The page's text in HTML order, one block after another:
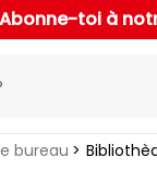
Abonne-toi à
bureau